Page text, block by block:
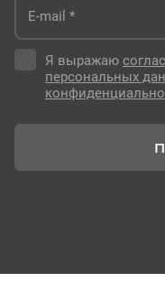
Я выражаю
персональных